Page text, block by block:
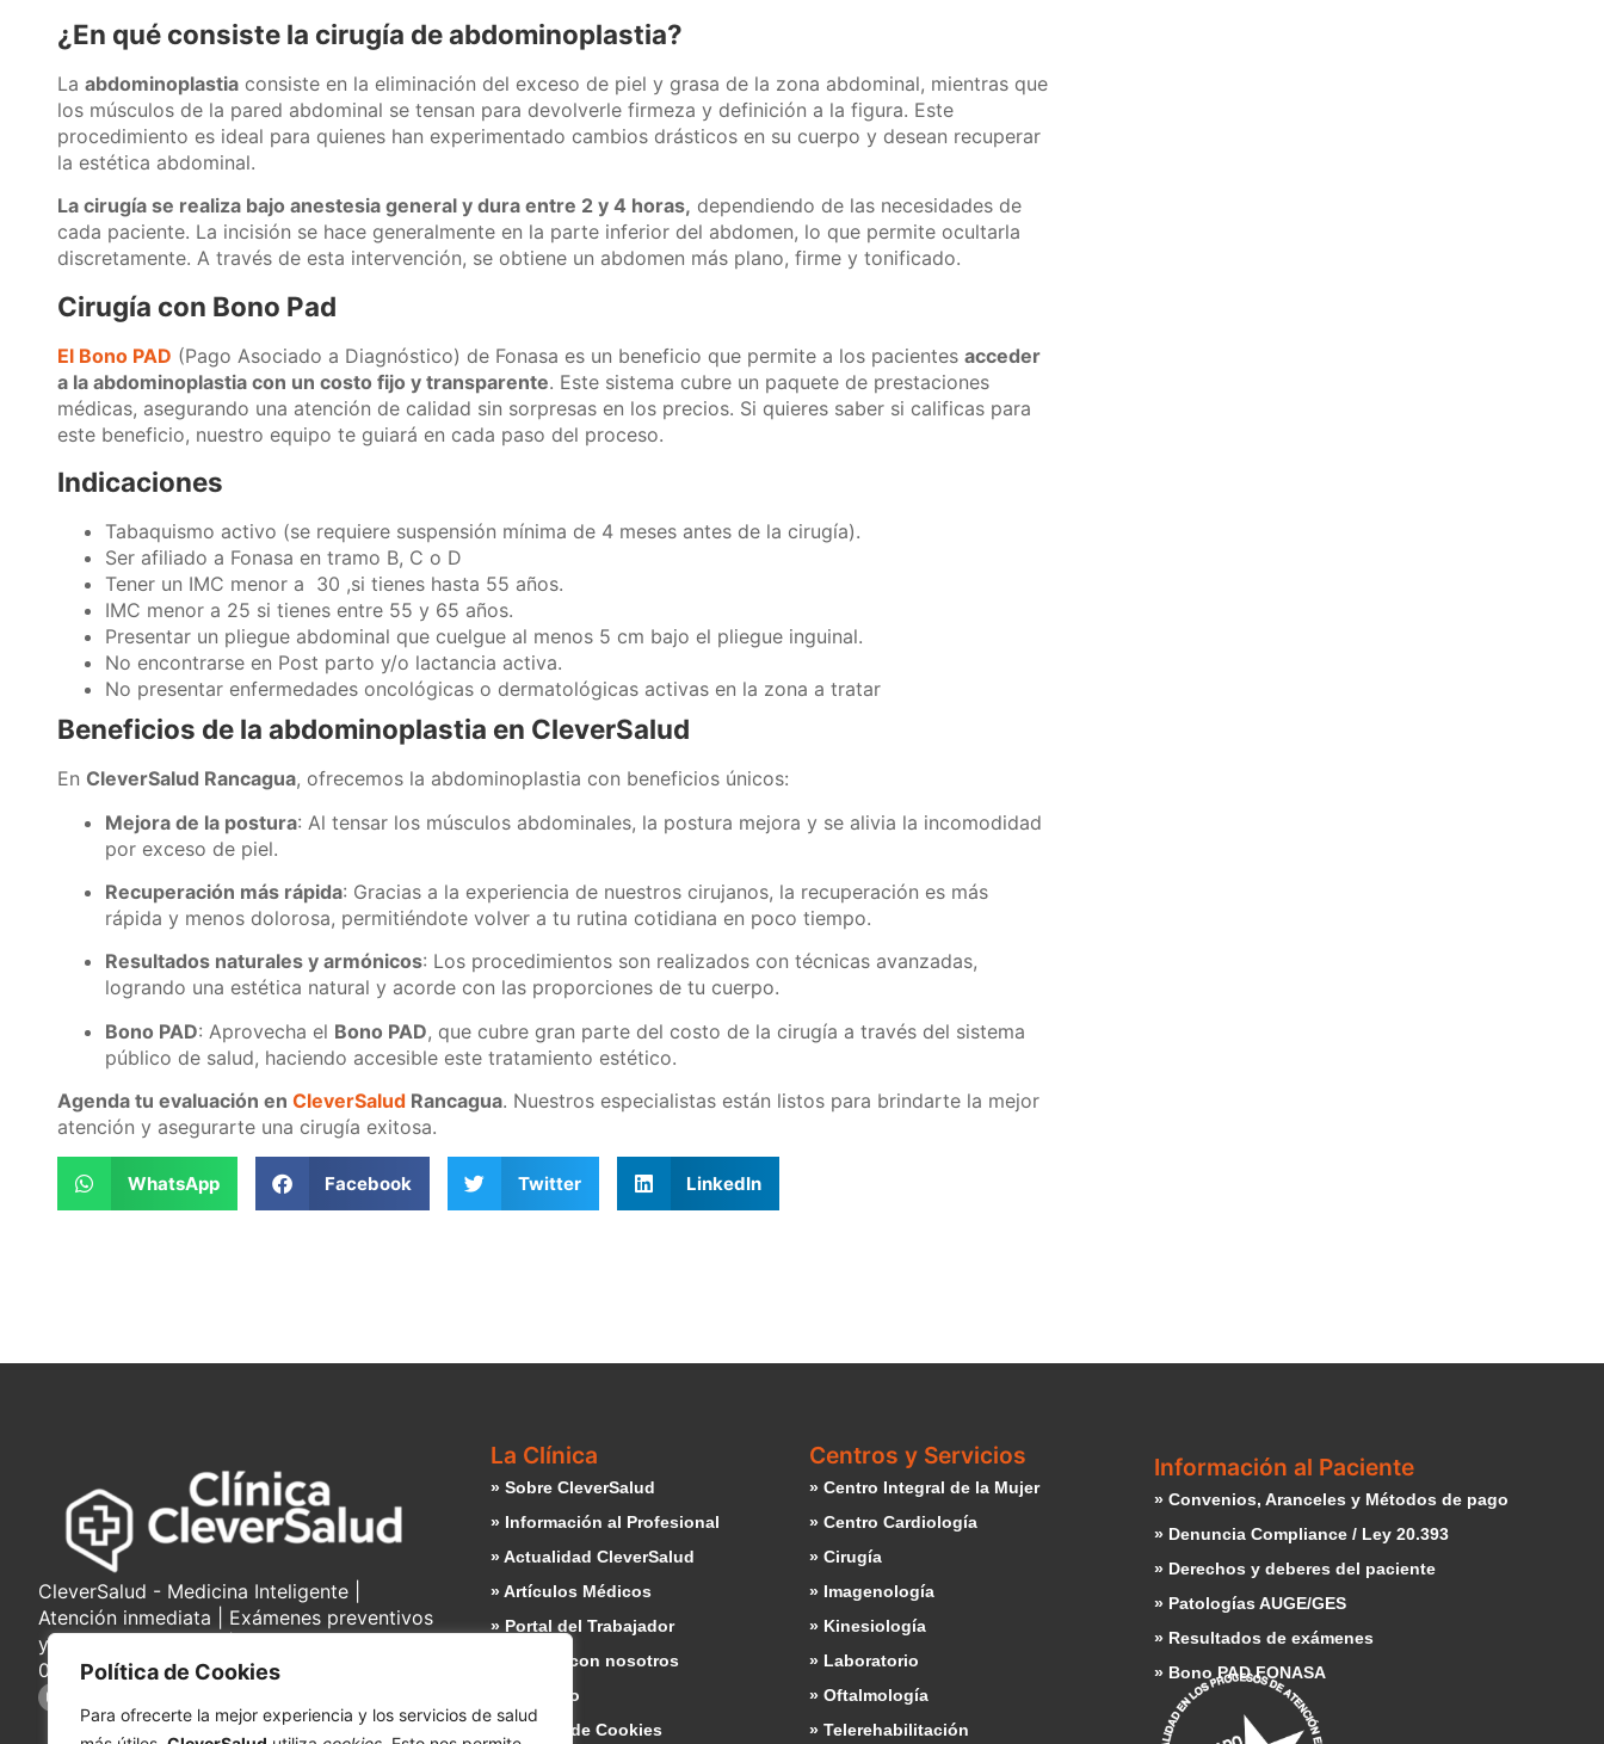
Política de Cookies
Para ofrecerte la mejor experiencia y los servicios de salud
¿En qué consiste la cirugía de abdominoplastia?
La abdominoplastia consiste en la eliminación del exceso de piel y grasa de la zona abdominal, mientras que
los músculos de la pared abdominal se tensan para devolverle firmeza y definición a la figura. Este
procedimiento es ideal para quienes han experimentado cambios drásticos en su cuerpo y desean recuperar
la estética abdominal.
La cirugía se realiza bajo anestesia general y dura entre 2 y 4 horas, dependiendo de las necesidades de
cada paciente. La incisión se hace generalmente en la parte inferior del abdomen, lo que permite ocultarla
discretamente. A través de esta intervención, se obtiene un abdomen más plano, firme y tonificado.
Cirugía con Bono Pad
El Bono PAD (Pago Asociado a Diagnóstico) de Fonasa es un beneficio que permite a los pacientes acceder
a la abdominoplastia con un costo fijo y transparente. Este sistema cubre un paquete de prestaciones
médicas, asegurando una atención de calidad sin sorpresas en los precios. Si quieres saber si calificas para
este beneficio, nuestro equipo te guiará en cada paso del proceso.
Indicaciones
Tabaquismo activo (se requiere suspensión mínima de 4 meses antes de la cirugía).
Ser afiliado a Fonasa en tramo B, C o D
Tener un IMC menor a 30 ,si tienes hasta 55 años.
IMC menor a 25 si tienes entre 55 y 65 años.
Presentar un pliegue abdominal que cuelgue al menos 5 cm bajo el pliegue inguinal.
No encontrarse en Post parto y/o lactancia activa.
No presentar enfermedades oncológicas o dermatológicas activas en la zona a tratar
Beneficios de la abdominoplastia en CleverSalud
En CleverSalud Rancagua, ofrecemos la abdominoplastia con beneficios únicos:
Mejora de la postura: Al tensar los músculos abdominales, la postura mejora y se alivia la incomodidad
por exceso de piel.
Recuperación más rápida: Gracias a la experiencia de nuestros cirujanos, la recuperación es más
rápida y menos dolorosa, permitiéndote volver a tu rutina cotidiana en poco tiempo.
Resultados naturales y armónicos: Los procedimientos son realizados con técnicas avanzadas,
logrando una estética natural y acorde con las proporciones de tu cuerpo.
Bono PAD: Aprovecha el Bono PAD, que cubre gran parte del costo de la cirugía a través del sistema
público de salud, haciendo accesible este tratamiento estético.
Agenda tu evaluación en CleverSalud Rancagua. Nuestros especialistas están listos para brindarte la mejor
atención y asegurarte una cirugía exitosa.
WhatsApp Facebook Twitter LinkedIn
CleverSalud - Medicina Inteligente |
Atención inmediata | Exámenes preventivos
y consultas médicas | Laboratorio desde
07:00am | Cáceres 630, Rancagua. Chile
La Clínica
» Sobre CleverSalud
» Información al Profesional
» Actualidad CleverSalud
» Artículos Médicos
» Portal del Trabajador
» Trabaja con nosotros
» Contacto
» Política de Cookies
Centros y Servicios
» Centro Integral de la Mujer
» Centro Cardiología
» Cirugía
» Imagenología
» Kinesiología
» Laboratorio
» Oftalmología
» Telerehabilitación
Información al Paciente
» Convenios, Aranceles y Métodos de pago
» Denuncia Compliance / Ley 20.393
» Derechos y deberes del paciente
» Patologías AUGE/GES
» Resultados de exámenes
» Bono PAD FONASA